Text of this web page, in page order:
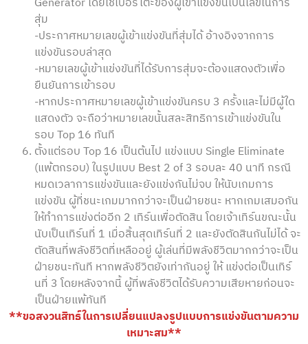
สุ่ม
-ประกาศหมายเลขผู้เข้าแข่งขันที่สุ่มได้ อ้างอิงจากการ
แข่งขันรอบล่าสุด
-หมายเลขผู้เข้าแข่งขันที่ได้รับการสุ่มจะต้องแสดงตัวเพื่อ
ยืนยันการเข้ารอบ
-หากประกาศหมายเลขผู้เข้าแข่งขันครบ 3 ครั้งและไม่มีผู้ใด
แสดงตัว จะถือว่าหมายเลขนั้นสละสิทธิการเข้าแข่งขันใน
รอบ Top 16 ทันที
ตั้งแต่รอบ Top 16 เป็นต้นไป แข่งแบบ Single Eliminate
(แพ้ตกรอบ) ในรูปแบบ Best 2 of 3 รอบละ 40 นาที กรณี
หมดเวลาการแข่งขันและยังแข่งกันไม่จบ ให้นับเกมการ
แข่งขัน ผู้ที่ชนะเกมมากกว่าจะเป็นฝ่ายชนะ หากเกมเสมอกัน
ให้ทำการแข่งต่ออีก 2 เทิร์นเพื่อตัดสิน โดยเจ้าเทิร์นขณะนั้น
นับเป็นเทิร์นที่ 1 เมื่อสิ้นสุดเทิร์นที่ 2 และยังตัดสินกันไม่ได้ จะ
ตัดสินที่พลังชีวิตที่เหลืออยู่ ผู้เล่นที่มีพลังชีวิตมากกว่าจะเป็น
ฝ่ายชนะทันที หากพลังชีวิตยังเท่ากันอยู่ ให้ แข่งต่อเป็นเทิร์
นที่ 3 โดยหลังจากนี้ ผู้ที่พลังชีวิตได้รับความเสียหายก่อนจะ
เป็นฝ่ายแพ้ทันที
**ขอสงวนสิทธ์ในการเปลี่ยนแปลงรูปแบบการแข่งขันตามความ
เหมาะสม**